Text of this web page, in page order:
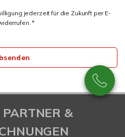
jederzeit für die Zukunft per E-
*
PARTNER &